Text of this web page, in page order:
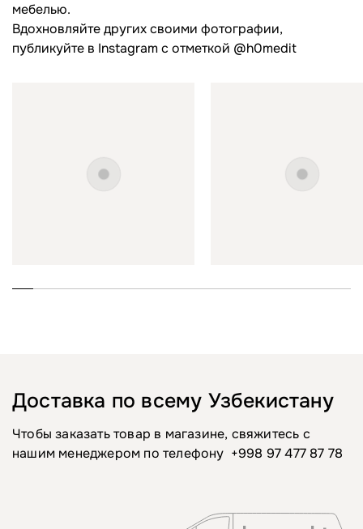
мебелью.
Вдохновляйте других своими фотографии,
публикуйте в Instagram c отметкой @h0medit
Доставка по всему Узбекистану
Чтобы заказать товар в магазине, свяжитесь с
нашим менеджером по телефону +998 97 477 87 78